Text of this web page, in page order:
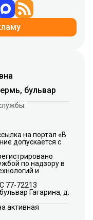
бульвар
на портал «В
допускается с
по надзору в
и
77-72213
Гагарина, д.
активная